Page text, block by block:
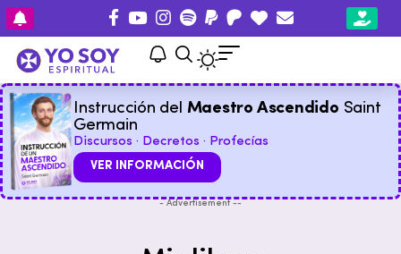
Instrucción del Maestro Ascendido Saint
Germain
Discursos · Decretos · Profecías
VER INFORMACIÓN
- Advertisement --